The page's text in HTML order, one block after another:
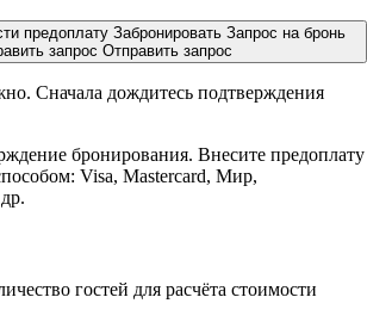
предоплату Забронировать Запрос на бронь
запрос Отправить запрос
Сначала дождитесь подтверждения
бронирования. Внесите предоплату
Visa, Mastercard, Мир,
гостей для расчёта стоимости